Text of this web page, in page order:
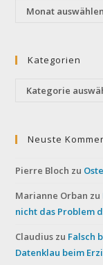
Archiv
Monat auswählen
Kategorien
Kategorien
Kategorie
Neuste
Pierre Bloch zu
Marianne Orban zu
nicht das Problem
Claudius zu Falsch
Datenklau beim